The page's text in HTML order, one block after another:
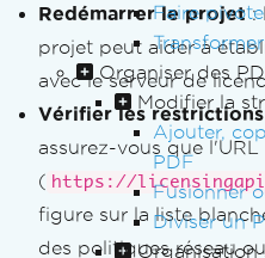
Faire
Organiser des
Modifier la
Ajouter,
PDF
Fusionner
Diviser un
Organisation
Redémarrer le projet:
projet peut aider à
avec le serveur de
Vérifier les
assurez-vous que l'URL
( https://
figure sur la liste
des politiques réseau